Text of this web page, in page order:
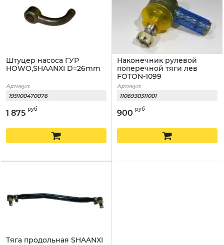
Штуцер насоса ГУР
HOWO,SHAANXI D=26mm
Артикул:
199100470076
1 875 руб
Наконечник рулевой
поперечной тяги лев
FOTON-1099
Артикул:
1106930311001
900 руб
Тяга продольная SHAANXI